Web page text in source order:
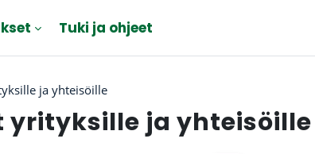
Tuki ja ohjeet
ja yhteisöille
ja yhteisöille